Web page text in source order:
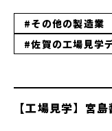
#その他の製造業
#佐賀の工場見学
【工場見学】宮